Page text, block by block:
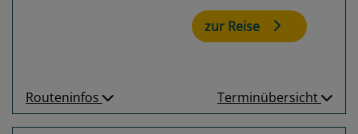
zur Reise
Routeninfos Terminübersicht